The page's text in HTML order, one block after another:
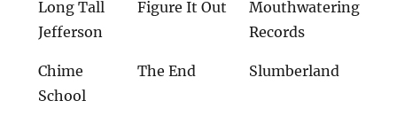
Long Tall
Jefferson
Figure It Out
Mouthwatering
Records
Chime
School
The End Slumberland